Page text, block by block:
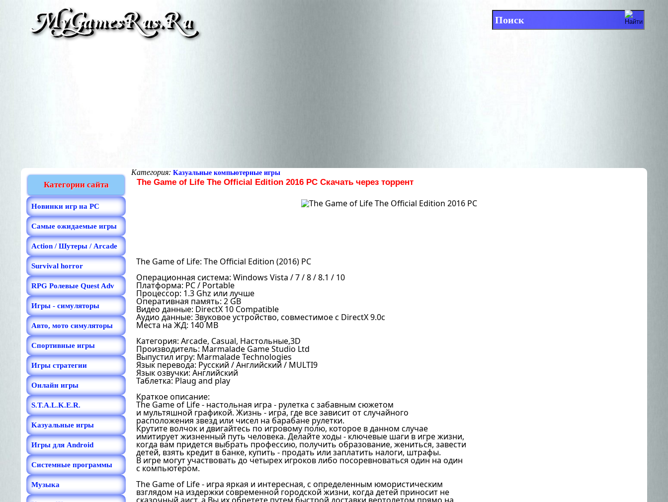
Категории сайта
Новинки игр на PC
Самые ожидаемые игры
Action / Шутеры / Arcade
Survival horror
RPG Ролевые Quest Adv
Игры - симуляторы
Авто, мото симуляторы
Спортивные игры
Игры стратегии
Онлайн игры
S.T.A.L.K.E.R.
Kазуальные игры
Игры для Android
Системные программы
Музыка
Категория: Kазуальные компьютерные игры
The Game of Life The Official Edition 2016 PC Скачать через торрент
The Game of Life: The Official Edition (2016) PC
Операционная система: Windows Vista / 7 / 8 / 8.1 / 10
Платформа: PC / Portable
Процессор: 1.3 Ghz или лучше
Оперативная память: 2 GB
Видео данные: DirectX 10 Compatible
Аудио данные: Звуковое устройство, совместимое с DirectX 9.0с
Места на ЖД: 140 MB
Категория: Arcade, Casual, Настольные,3D
Производитель: Marmalade Game Studio Ltd
Выпустил игру: Marmalade Technologies
Язык перевода: Русский / Английский / MULTI9
Язык озвучки: Английский
Таблетка: Plaug and play
Краткое описание:
The Game of Life - настольная игра - рулетка с забавным сюжетом
и мультяшной графикой. Жизнь - игра, где все зависит от случайного
расположения звезд или чисел на барабане рулетки.
Крутите волчок и двигайтесь по игровому полю, которое в данном случае
имитирует жизненный путь человека. Делайте ходы - ключевые шаги в игре жизни,
когда вам придется выбрать профессию, получить образование, жениться, завести
детей, взять кредит в банке, купить - продать или заплатить налоги, штрафы.
В игре могут участвовать до четырех игроков либо посоревноваться один на один
с компьютером.
The Game of Life - игра яркая и интересная, с определенным юмористическим
взглядом на издержки современной городской жизни, когда детей приносит не